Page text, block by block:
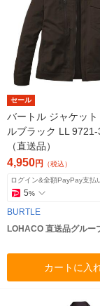
セール
バートル ジャケッ
ルブラック LL
（直送品）
4,950円 （税込）
ログイン&全額PayPay支払
5%
BURTLE
LOHACO 直送品グルー
カートに入